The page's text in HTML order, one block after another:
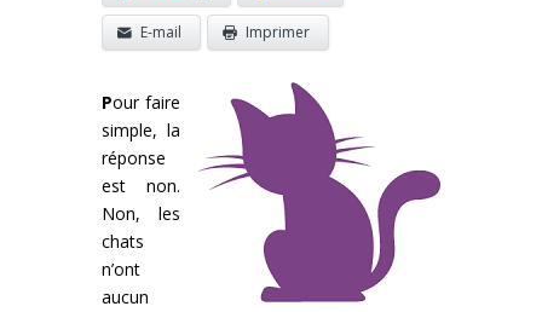
E-mail Imprimer
Pour faire
simple, la
réponse
est non.
Non, les
chats
n’ont
aucun